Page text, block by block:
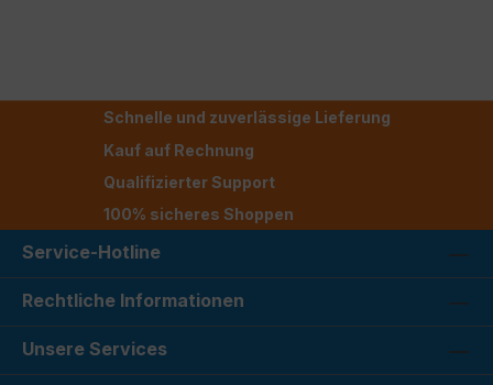
Schnelle und zuverlässige Lieferung
Kauf auf Rechnung
Qualifizierter Support
100% sicheres Shoppen
Service-Hotline
Rechtliche Informationen
Unsere Services